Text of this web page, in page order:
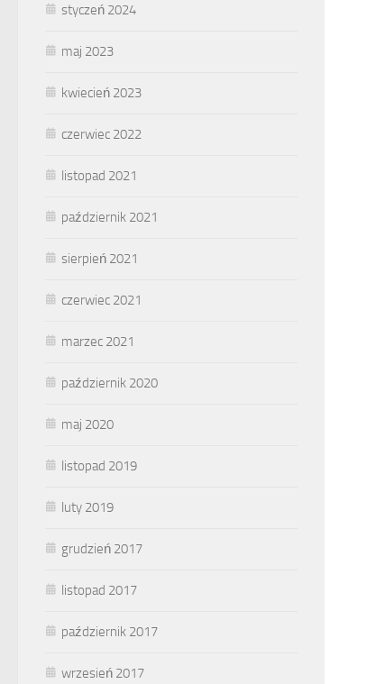
styczeń 2024
maj 2023
kwiecień 2023
czerwiec 2022
listopad 2021
październik 2021
sierpień 2021
czerwiec 2021
marzec 2021
październik 2020
maj 2020
listopad 2019
luty 2019
grudzień 2017
listopad 2017
październik 2017
wrzesień 2017